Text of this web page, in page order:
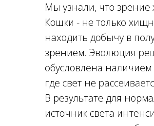
Мы узнали, что зрение
Кошки - не только
находить добычу в
зрением. Эволюция
обусловлена
где свет не
В результате для
источник света